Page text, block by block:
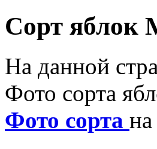
Сорт яблок
На данной
Фото сорта
Фото сорта на